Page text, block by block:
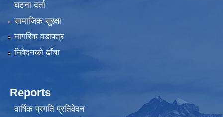
घटना दर्ता
सामाजिक सुरक्षा
नागरिक वडापत्र
निवेदनकाे ढाँचा
Reports
वार्षिक प्रगति प्रतिवेदन